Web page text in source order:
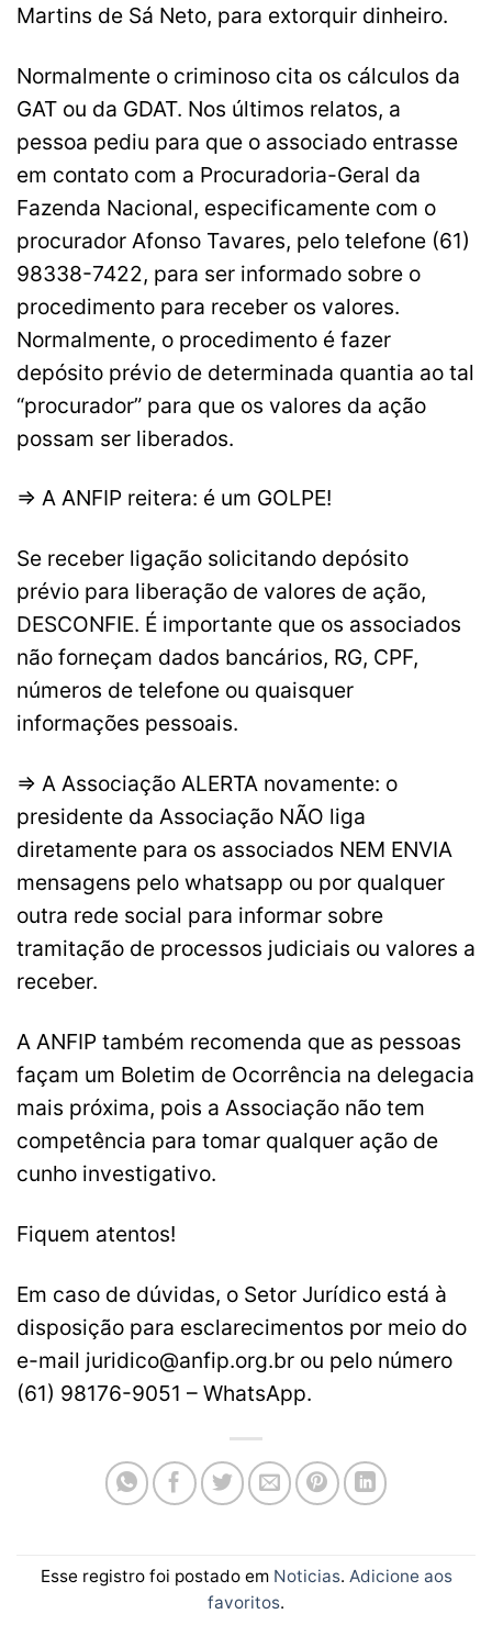
Martins de Sá Neto, para extorquir dinheiro.
Normalmente o criminoso cita os cálculos da
GAT ou da GDAT. Nos últimos relatos, a
pessoa pediu para que o associado entrasse
em contato com a Procuradoria-Geral da
Fazenda Nacional, especificamente com o
procurador Afonso Tavares, pelo telefone (61)
98338-7422, para ser informado sobre o
procedimento para receber os valores.
Normalmente, o procedimento é fazer
depósito prévio de determinada quantia ao tal
“procurador” para que os valores da ação
possam ser liberados.
⇒ A ANFIP reitera: é um GOLPE!
Se receber ligação solicitando depósito
prévio para liberação de valores de ação,
DESCONFIE. É importante que os associados
não forneçam dados bancários, RG, CPF,
números de telefone ou quaisquer
informações pessoais.
⇒ A Associação ALERTA novamente: o
presidente da Associação NÃO liga
diretamente para os associados NEM ENVIA
mensagens pelo whatsapp ou por qualquer
outra rede social para informar sobre
tramitação de processos judiciais ou valores a
receber.
A ANFIP também recomenda que as pessoas
façam um Boletim de Ocorrência na delegacia
mais próxima, pois a Associação não tem
competência para tomar qualquer ação de
cunho investigativo.
Fiquem atentos!
Em caso de dúvidas, o Setor Jurídico está à
disposição para esclarecimentos por meio do
e-mail juridico@anfip.org.br ou pelo número
(61) 98176-9051 – WhatsApp.
Esse registro foi postado em Noticias. Adicione aos
favoritos.